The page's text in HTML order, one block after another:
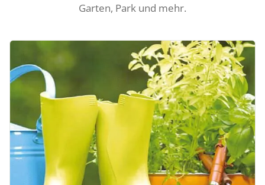
Garten, Park und mehr.